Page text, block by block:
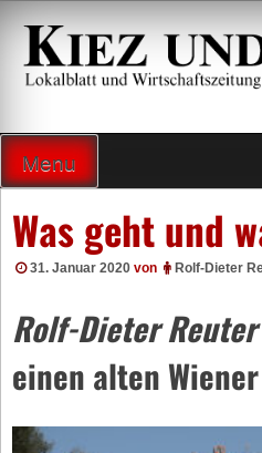
Zum
Inhalt
springen
Menu
Was geht und
31. Januar 2020 von Rolf-Dieter
Rolf-Dieter Reuter
einen alten